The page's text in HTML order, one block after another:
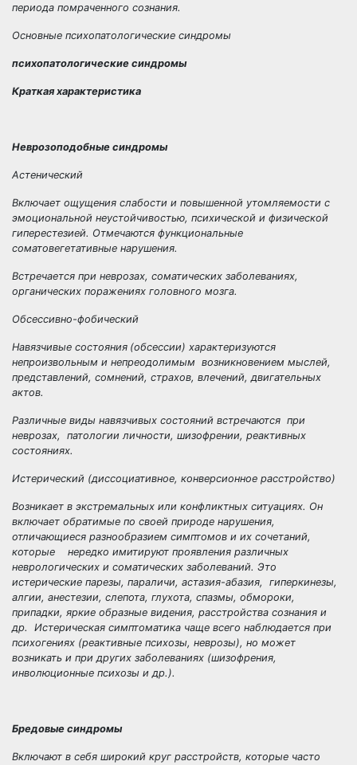
периода помраченного сознания.
Основные психопатологические синдромы
психопатологические синдромы
Краткая характеристика
Неврозоподобные синдромы
Астенический
Включает ощущения слабости и повышенной утомляемости с
эмоциональной неустойчивостью, психической и физической
гиперестезией. Отмечаются функциональные
соматовегетативные нарушения.
Встречается при неврозах, соматических заболеваниях,
органических поражениях головного мозга.
Обсессивно-фобический
Навязчивые состояния (обсессии) характеризуются
непроизвольным и непреодолимым возникновением мыслей,
представлений, сомнений, страхов, влечений, двигательных
актов.
Различные виды навязчивых состояний встречаются при
неврозах, патологии личности, шизофрении, реактивных
состояниях.
Истерический (диссоциативное, конверсионное расстройство)
Возникает в экстремальных или конфликтных ситуациях. Он
включает обратимые по своей природе нарушения,
отличающиеся разнообразием симптомов и их сочетаний,
которые нередко имитируют проявления различных
неврологических и соматических заболеваний. Это
истерические парезы, параличи, астазия-абазия, гиперкинезы,
алгии, анестезии, слепота, глухота, спазмы, обмороки,
припадки, яркие образные видения, расстройства сознания и
др. Истерическая симптоматика чаще всего наблюдается при
психогениях (реактивные психозы, неврозы), но может
возникать и при других заболеваниях (шизофрения,
инволюционные психозы и др.).
Бредовые синдромы
Включают в себя широкий круг расстройств, которые часто